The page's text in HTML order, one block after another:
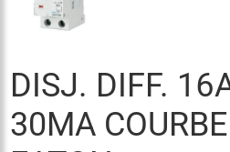
DISJ. DIFF.
30MA